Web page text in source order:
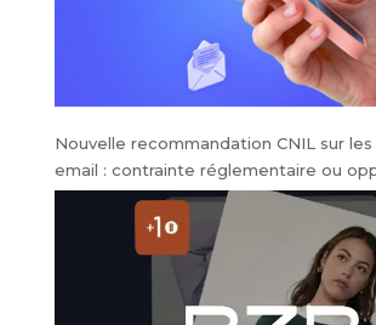
Nouvelle recommandation CNIL sur les
email : contrainte réglementaire ou